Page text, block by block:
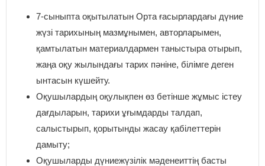
7-сыныпта оқытылатын Орта ғасырлардағы дүние
жүзі тарихының мазмұнымен, авторларымен,
қамтылатын материалдармен таныстыра отырып,
жаңа оқу жылындағы тарих пәніне, білімге деген
ынтасын күшейту.
Оқушылардың оқулықпен өз бетінше жұмыс істеу
дағдыларын, тарихи ұғымдарды талдап,
салыстырып, қорытынды жасау қабілеттерін
дамыту;
Оқушыларды дүниежүзілік мәденеиттің басты